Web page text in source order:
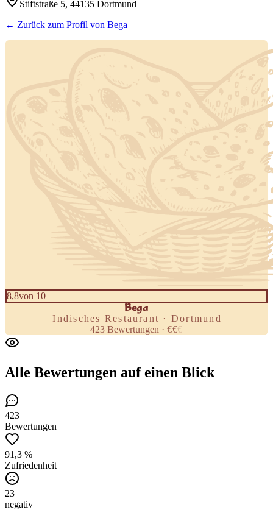
Stiftstraße 5, 44135 Dortmund
← Zurück zum Profil von Bega
8,8von 10
Bega
Indisches Restaurant · Dortmund
423 Bewertungen ·€€€
Alle Bewertungen auf einen Blick
423
Bewertungen
91,3 %
Zufriedenheit
23
negativ